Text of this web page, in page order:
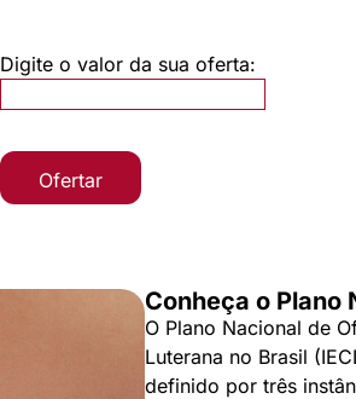
Digite o valor da sua oferta:
Ofertar
Conheça o Plano
O Plano Nacional de
Luterana no Brasil
definido por três